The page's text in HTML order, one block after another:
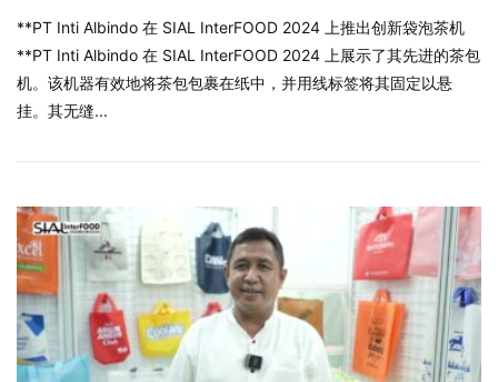
**PT Inti Albindo 在 SIAL InterFOOD 2024 上推出创新袋泡茶机
**PT Inti Albindo 在 SIAL InterFOOD 2024 上展示了其先进的茶包
机。该机器有效地将茶包包裹在纸中，并用线标签将其固定以悬
挂。其无缝...